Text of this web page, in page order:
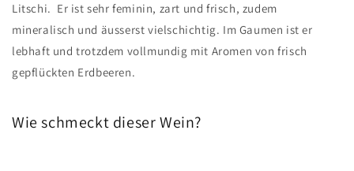
Litschi. Er ist sehr feminin, zart und frisch, zudem
mineralisch und äusserst vielschichtig. Im Gaumen ist er
lebhaft und trotzdem vollmundig mit Aromen von frisch
gepflückten Erdbeeren.
Wie schmeckt dieser Wein?